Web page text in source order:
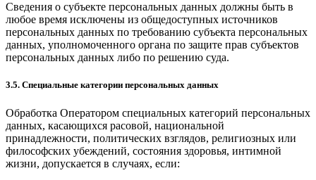
Сведения о субъекте персональных данных должны быть в
любое время исключены из общедоступных источников
персональных данных по требованию субъекта персональных
данных, уполномоченного органа по защите прав субъектов
персональных данных либо по решению суда.
3.5. Специальные категории персональных данных
Обработка Оператором специальных категорий персональных
данных, касающихся расовой, национальной
принадлежности, политических взглядов, религиозных или
философских убеждений, состояния здоровья, интимной
жизни, допускается в случаях, если: